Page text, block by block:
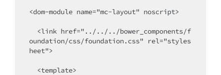
<dom-module name="mc-layout" noscript>
oundation/css/foundation.css" rel="styles
heet">